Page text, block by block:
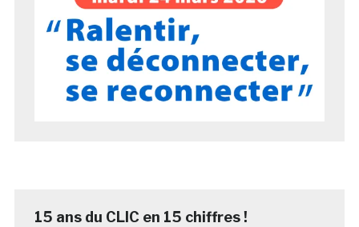
15 ans du CLIC en 15 chiffres !